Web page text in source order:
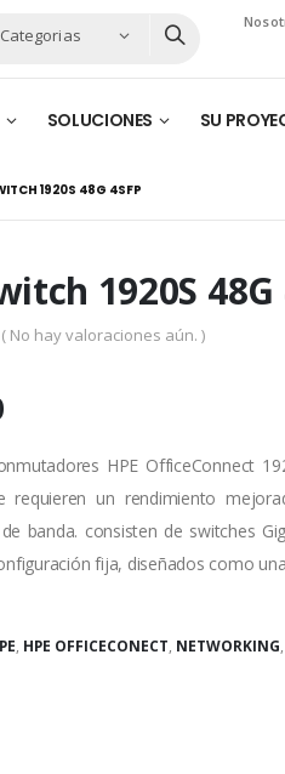
Categorias
SOLUCIONES SU
1920S 48G 4SFP
1920S 48G
( No hay valoraciones aún. )
HPE OfficeConnect
requieren un rendimiento
banda. consisten de switches
fija, diseñados como
, HPE OFFICECONECT, NETWORKING,